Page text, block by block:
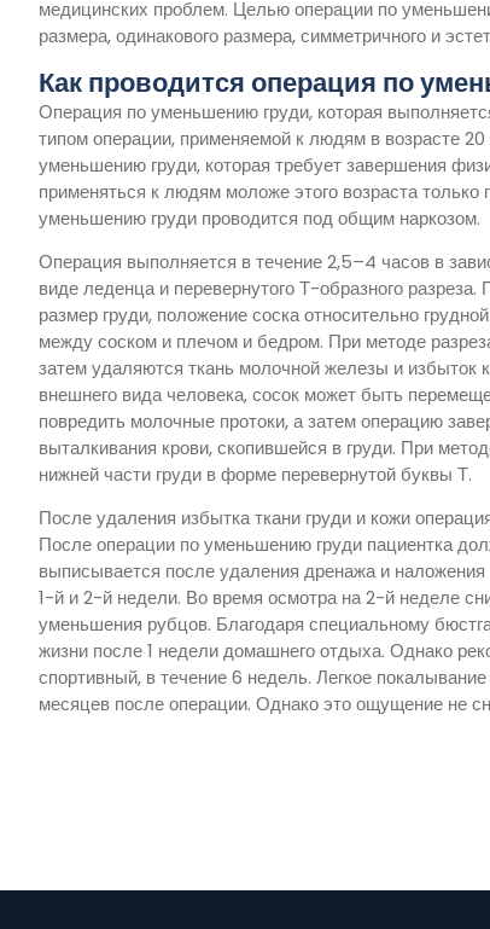
медицинских проблем. Целью операции по
размера, одинакового размера, симметричного и
Как проводится операция по
Операция по уменьшению груди, которая
типом операции, применяемой к людям в возрасте
уменьшению груди, которая требует завершения
применяться к людям моложе этого возраста
уменьшению груди проводится под общим наркозом.
Операция выполняется в течение 2,5–4 часов в
виде леденца и перевернутого Т-образного
размер груди, положение соска относительно
между соском и плечом и бедром. При методе
затем удаляются ткань молочной железы и избыток
внешнего вида человека, сосок может быть
повредить молочные протоки, а затем операцию
выталкивания крови, скопившейся в груди. При
нижней части груди в форме перевернутой буквы Т.
После удаления избытка ткани груди и кожи
После операции по уменьшению груди пациентка
выписывается после удаления дренажа и
1-й и 2-й недели. Во время осмотра на 2-й неделе
уменьшения рубцов. Благодаря специальному
жизни после 1 недели домашнего отдыха. Однако
спортивный, в течение 6 недель. Легкое
месяцев после операции. Однако это ощущение не